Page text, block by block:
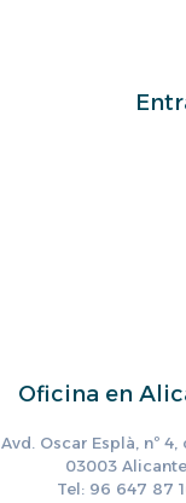
Oficina en
Avd. Oscar Esplà, nº 4,
03003 Alicante
Tel: 96 647 87